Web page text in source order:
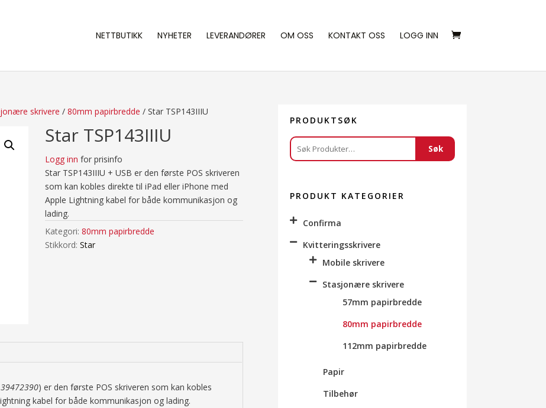
NETTBUTIKK NYHETER LEVERANDØRER OM OSS KONTAKT OSS LOGG INN
skrivere /80mm papirbredde / Star TSP143IIIU
Star TSP143IIIU
Logg inn for prisinfo
Star TSP143IIIU + USB er den første POS skriveren
som kan kobles direkte til iPad eller iPhone med
Apple Lightning kabel for både kommunikasjon og
lading.
Kategori: 80mm papirbredde
Stikkord: Star
) er den første POS skriveren som kan kobles
kabel for både kommunikasjon og lading.
PRODUKTSØK
Søk
etter:
Søk
PRODUKT KATEGORIER
Confirma
Kvitteringsskrivere
Mobile skrivere
Stasjonære skrivere
57mm papirbredde
80mm papirbredde
112mm papirbredde
Papir
Tilbehør